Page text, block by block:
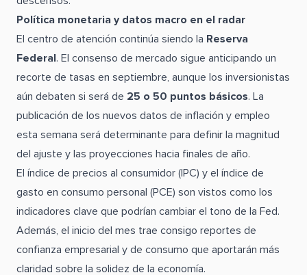
Política monetaria y datos macro en el radar
El centro de atención continúa siendo la Reserva
Federal . El consenso de mercado sigue anticipando un
recorte de tasas en septiembre, aunque los inversionistas
aún debaten si será de 25 o 50 puntos básicos. La
publicación de los nuevos datos de inflación y empleo
esta semana será determinante para definir la magnitud
del ajuste y las proyecciones hacia finales de año.
El índice de precios al consumidor (IPC) y el índice de
gasto en consumo personal (PCE) son vistos como los
indicadores clave que podrían cambiar el tono de la Fed.
Además, el inicio del mes trae consigo reportes de
confianza empresarial y de consumo que aportarán más
claridad sobre la solidez de la economía.